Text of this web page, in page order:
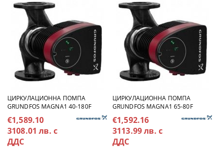
ЦИРКУЛАЦИОННА ПОМПА
GRUNDFOS MAGNA1 40-180F
€1,589.10
3108.01 лв. с
ДДС
ЦИРКУЛАЦИОННА ПОМПА
GRUNDFOS MAGNA1 65-80F
€1,592.16
3113.99 лв. с
ДДС